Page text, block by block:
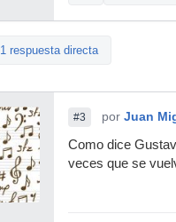
1 respuesta directa
#3 por Juan
Como dice
veces que se